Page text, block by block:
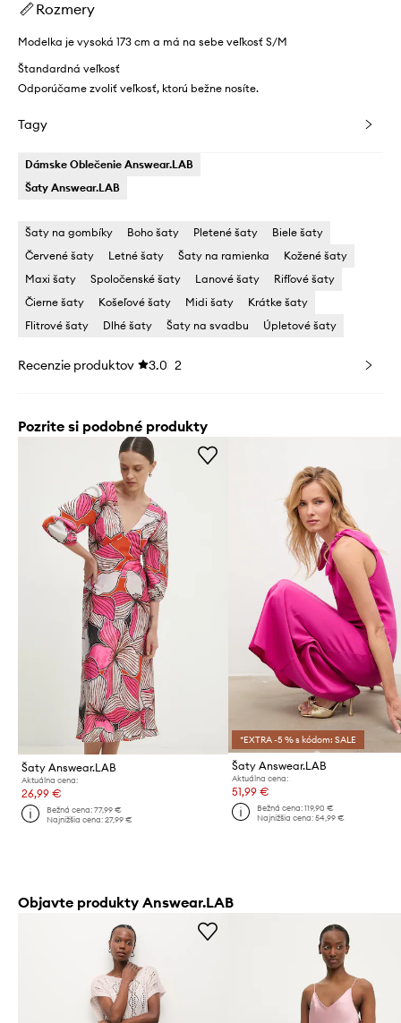
Rozmery
Modelka je vysoká 173 cm a má na sebe veľkosť S/M
Štandardná veľkosť
Odporúčame zvoliť veľkosť, ktorú bežne nosíte.
Tagy
Dámske Oblečenie Answear.LAB
Šaty Answear.LAB
Šaty na gombíky Boho šaty Pletené šaty
Biele šaty
Červené šaty
Letné šaty Šaty na ramienka
Kožené šaty
Maxi šaty
Spoločenské šaty Lanové šaty
Rifľové šaty
Čierne šaty
Košeľové šaty Midi šaty
Krátke šaty
Flitrové šaty
Dlhé šaty Šaty na svadbu Úpletové šaty
Recenzie produktov 3.0 2
Pozrite si podobné produkty
Šaty Answear.LAB
Aktuálna cena:
26,99 €
Bežná cena:77,99 €
Najnižšia cena:27,99 €
*EXTRA -5 % s kódom: SALE
Šaty Answear.LAB
Aktuálna cena:
51,99 €
Bežná cena: 119,90 €
Najnižšia cena: 54,99 €
Objavte produkty Answear.LAB